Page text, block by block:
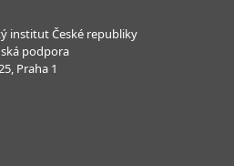
institut České republiky
podpora
Praha 1